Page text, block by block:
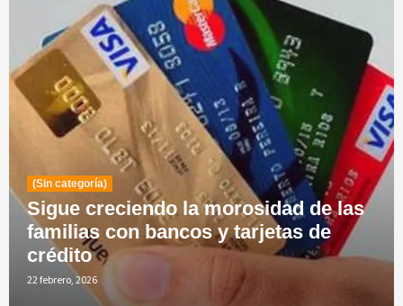
(Sin categoría)
Sigue creciendo la morosidad de las
familias con bancos y tarjetas de
crédito
22 febrero, 2026